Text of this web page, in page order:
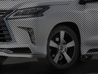
ホイールラインナップ
関連製品
フォトギャラリー